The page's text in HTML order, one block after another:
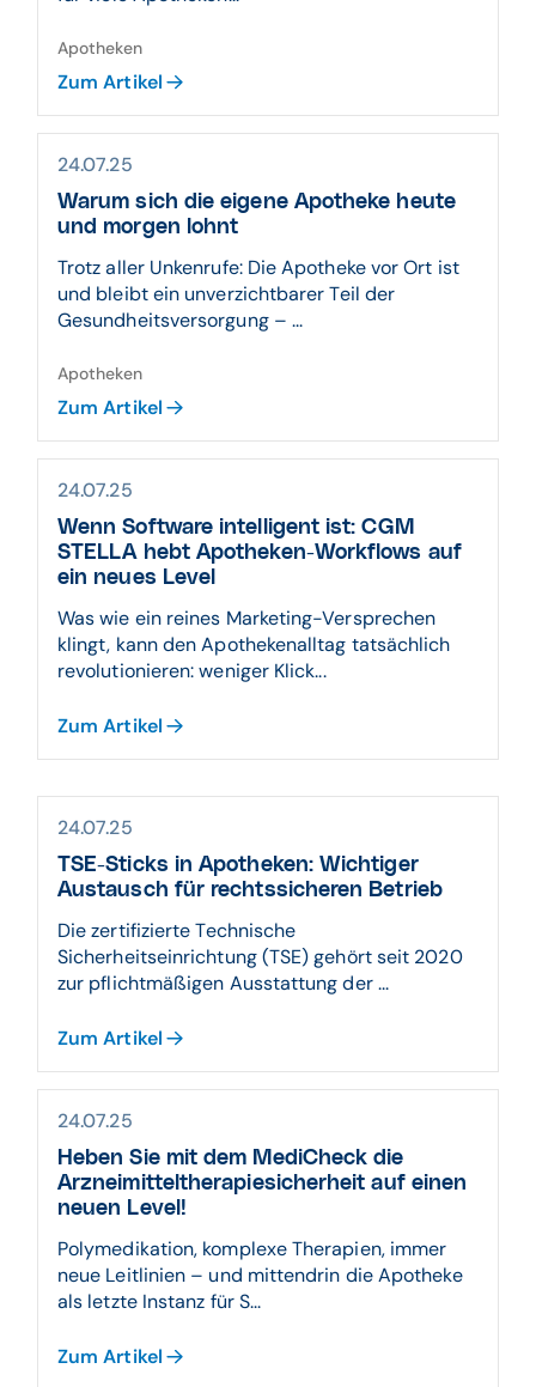
Apotheken
Zum Artikel
24.07.25
Warum sich die eigene Apotheke heute
und morgen lohnt
Trotz aller Unkenrufe: Die Apotheke vor Ort ist
und bleibt ein unverzichtbarer Teil der
Gesundheitsversorgung – ...
Apotheken
Zum Artikel
24.07.25
Wenn Software intelligent ist: CGM
STELLA hebt Apotheken-Workflows auf
ein neues Level
Was wie ein reines Marketing-Versprechen
klingt, kann den Apothekenalltag tatsächlich
revolutionieren: weniger Klick...
Zum Artikel
24.07.25
TSE-Sticks in Apotheken: Wichtiger
Austausch für rechtssicheren Betrieb
Die zertifizierte Technische
Sicherheitseinrichtung (TSE) gehört seit 2020
zur pflichtmäßigen Ausstattung der ...
Zum Artikel
24.07.25
Heben Sie mit dem MediCheck die
Arzneimitteltherapiesicherheit auf einen
neuen Level!
Polymedikation, komplexe Therapien, immer
neue Leitlinien – und mittendrin die Apotheke
als letzte Instanz für S...
Zum Artikel